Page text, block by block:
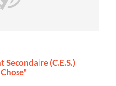
Secondaire (C.E.S.)